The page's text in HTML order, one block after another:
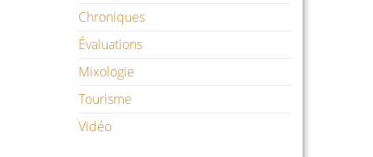
Chroniques
Évaluations
Mixologie
Tourisme
Vidéo